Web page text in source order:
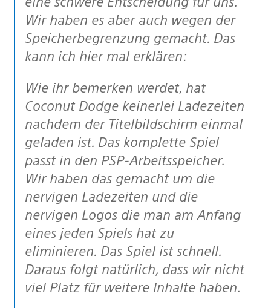
Wir haben es aber auch wegen der
Speicherbegrenzung gemacht. Das
kann ich hier mal erklären:
Wie ihr bemerken werdet, hat
Coconut Dodge keinerlei Ladezeiten
nachdem der Titelbildschirm einmal
geladen ist. Das komplette Spiel
passt in den PSP-Arbeitsspeicher.
Wir haben das gemacht um die
nervigen Ladezeiten und die
nervigen Logos die man am Anfang
eines jeden Spiels hat zu
eliminieren. Das Spiel ist schnell.
Daraus folgt natürlich, dass wir nicht
viel Platz für weitere Inhalte haben.